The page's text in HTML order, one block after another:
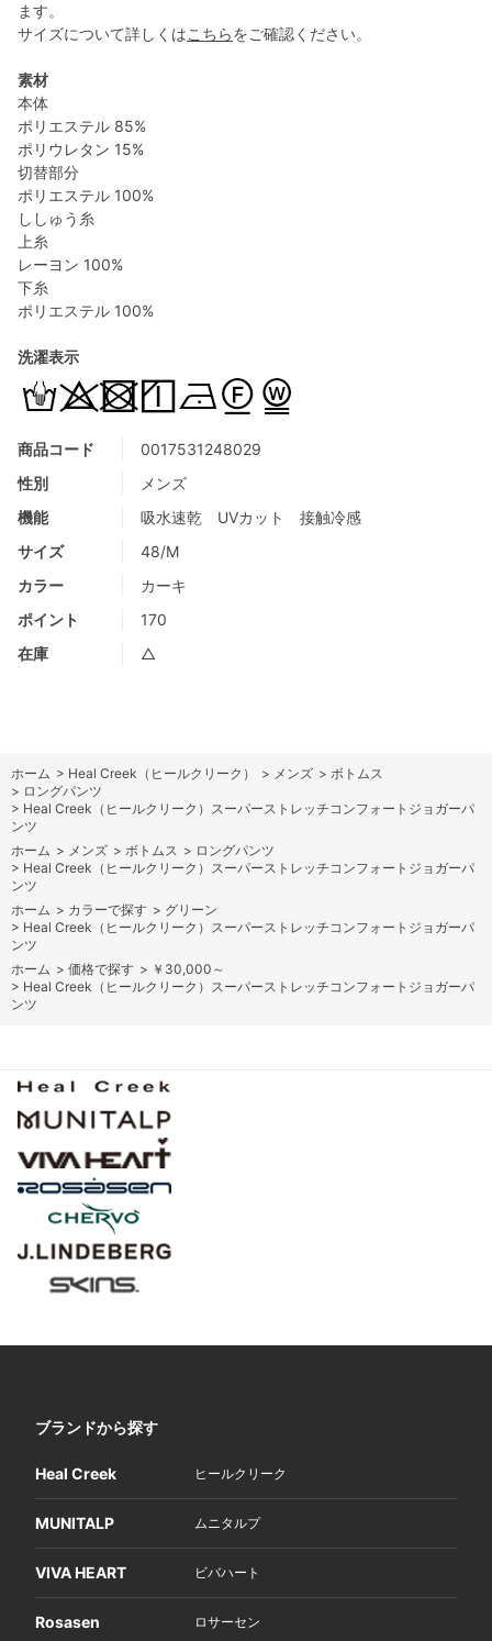
商品コード
0017531248029
性別
メンズ
機能
吸水速乾 UVカット 接触冷感
サイズ
48/M
カラー
カーキ
ポイント
170
在庫
△
ます。
サイズについて詳しくはこちらをご確認ください。
素材
本体
ポリエステル 85%
ポリウレタン 15%
切替部分
ポリエステル 100%
ししゅう糸
上糸
レーヨン 100%
下糸
ポリエステル 100%
洗濯表示
ホーム > Heal Creek（ヒールクリーク） > メンズ > ボトムス
> ロングパンツ
> Heal Creek（ヒールクリーク）スーパーストレッチコンフォートジョガーパ
ンツ
ホーム > メンズ > ボトムス > ロングパンツ
> Heal Creek（ヒールクリーク）スーパーストレッチコンフォートジョガーパ
ンツ
ホーム > カラーで探す > グリーン
> Heal Creek（ヒールクリーク）スーパーストレッチコンフォートジョガーパ
ンツ
ホーム > 価格で探す > ￥30,000～
> Heal Creek（ヒールクリーク）スーパーストレッチコンフォートジョガーパ
ンツ
ブランドから探す
Heal Creek ヒールクリーク
MUNITALP ムニタルプ
VIVA HEART ビバハート
Rosasen ロサーセン